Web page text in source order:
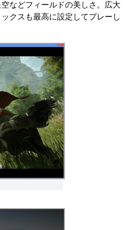
などフィールドの美しさ。広大
クスも最高に設定してプレーし